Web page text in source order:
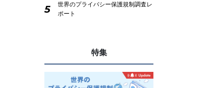
5
世界のプライバシー保護規制調査レ
ポート
特集